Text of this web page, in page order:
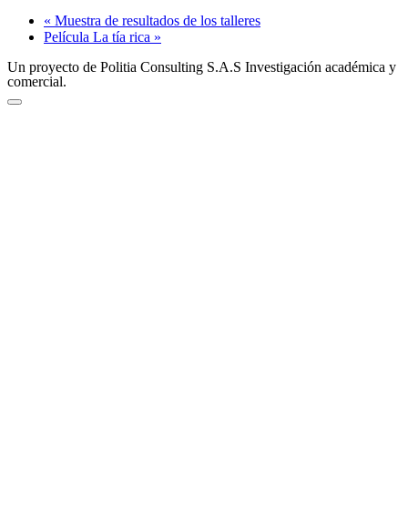
« Muestra de resultados de los talleres
Película La tía rica »
Un proyecto de Politia Consulting S.A.S Investigación académica y
comercial.